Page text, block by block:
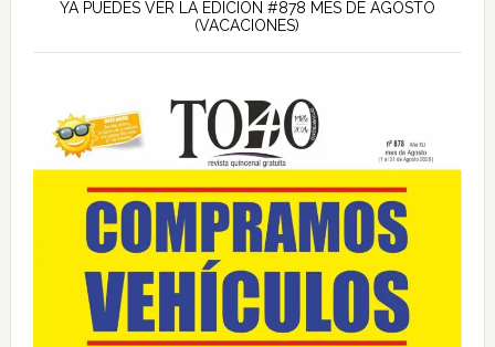
lateral
principal
YA PUEDES VER LA EDICIÓN #878 MES DE AGOSTO
(VACACIONES)